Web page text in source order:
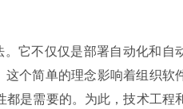
它不仅仅是部署自动化和自
个简单的理念影响着组织软
都是需要的。为此，技术工程